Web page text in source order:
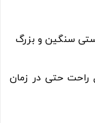
دستی سنگین و بزرگ
راحت حتی در زمان